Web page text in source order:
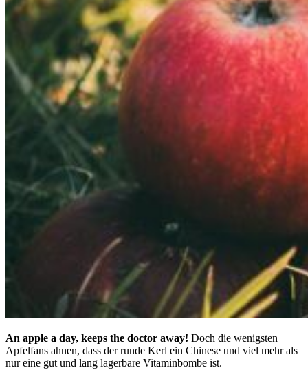
An apple a day, keeps the doctor away! Doch die wenigsten
Apfelfans ahnen, dass der runde Kerl ein Chinese und viel mehr als
nur eine gut und lang lagerbare Vitaminbombe ist.